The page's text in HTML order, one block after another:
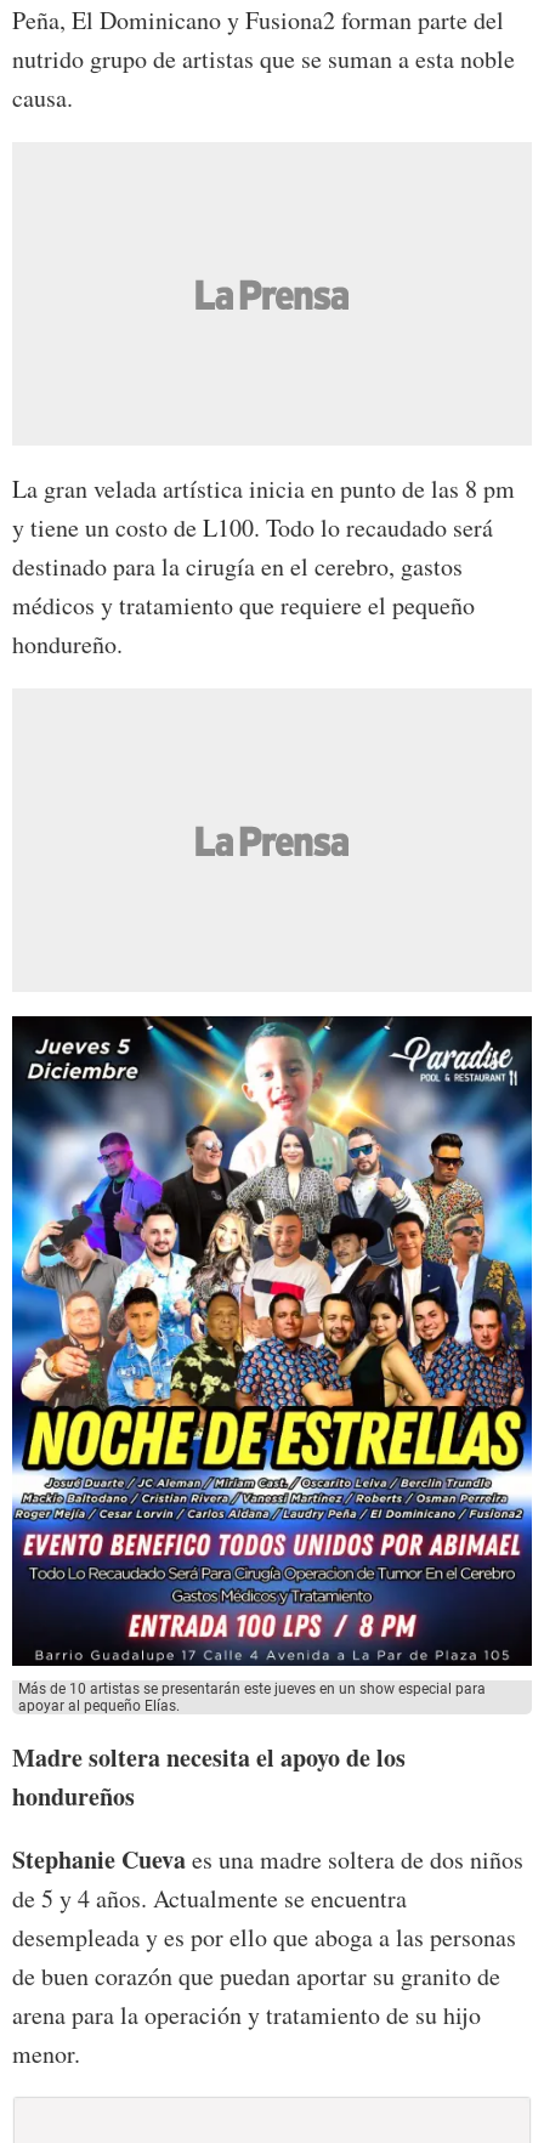
Peña, El Dominicano y Fusiona2 forman parte del
nutrido grupo de artistas que se suman a esta noble
causa.
La gran velada artística inicia en punto de las 8 pm
y tiene un costo de L100. Todo lo recaudado será
destinado para la cirugía en el cerebro, gastos
médicos y tratamiento que requiere el pequeño
hondureño.
Más de 10 artistas se presentarán este jueves en un show especial para
apoyar al pequeño Elías.
Madre soltera necesita el apoyo de los
hondureños
Stephanie Cuevaes una madre soltera de dos niños
de 5 y 4 años. Actualmente se encuentra
desempleada y es por ello que aboga a las personas
de buen corazón que puedan aportar su granito de
arena para la operación y tratamiento de su hijo
menor.